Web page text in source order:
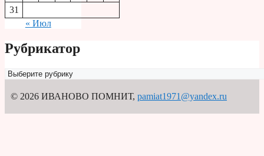
31
« Июл
Рубрикатор
Рубрикатор
© 2026 ИВАНОВО ПОМНИТ, pamiat1971@yandex.ru